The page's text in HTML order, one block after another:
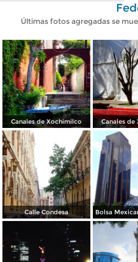
Últimas fotos agregadas se
Canales de Xochimilco Canales
Calle Condesa Bolsa